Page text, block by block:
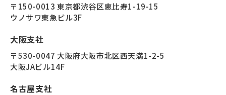
〒150-0013 東京都渋谷区恵比寿1-19-15
ウノサワ東急ビル3F
大阪支社
〒530-0047 大阪府大阪市北区西天満1-2-5
大阪JAビル14F
名古屋支社